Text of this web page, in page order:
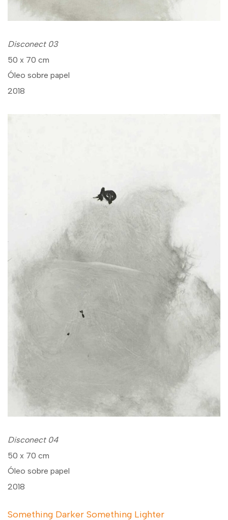
Disconect 03
50 x 70 cm
Óleo sobre papel
2018
Disconect 04
50 x 70 cm
Óleo sobre papel
2018
Something Darker Something Lighter